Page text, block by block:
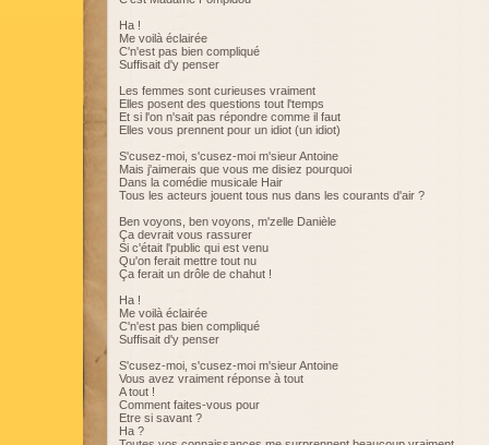
Ha !
Me voilà éclairée
C'n'est pas bien compliqué
Suffisait d'y penser
Les femmes sont curieuses vraiment
Elles posent des questions tout l'temps
Et si l'on n'sait pas répondre comme il faut
Elles vous prennent pour un idiot (un idiot)
S'cusez-moi, s'cusez-moi m'sieur Antoine
Mais j'aimerais que vous me disiez pourquoi
Dans la comédie musicale Hair
Tous les acteurs jouent tous nus dans les courants d'air ?
Ben voyons, ben voyons, m'zelle Danièle
Ça devrait vous rassurer
Si c'était l'public qui est venu
Qu'on ferait mettre tout nu
Ça ferait un drôle de chahut !
Ha !
Me voilà éclairée
C'n'est pas bien compliqué
Suffisait d'y penser
S'cusez-moi, s'cusez-moi m'sieur Antoine
Vous avez vraiment réponse à tout
A tout !
Comment faites-vous pour
Etre si savant ?
Ha ?